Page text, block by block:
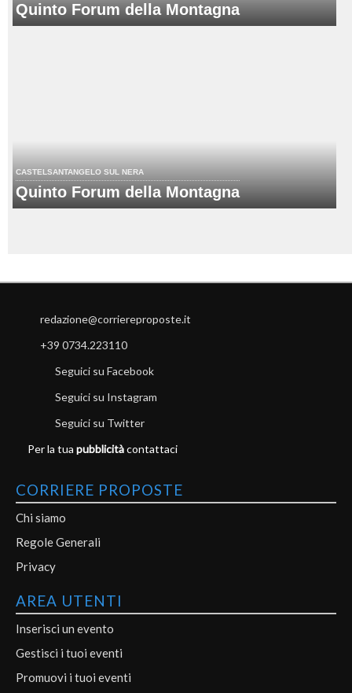
Quinto Forum della Montagna
CASTELSANTANGELO SUL NERA
Quinto Forum della Montagna
redazione@corriereproposte.it
+39 0734.223110
Seguici su Facebook
Seguici su Instagram
Seguici su Twitter
Per la tua pubblicitàcontattaci
CORRIERE PROPOSTE
Chi siamo
Regole Generali
Privacy
AREA UTENTI
Inserisci un evento
Gestisci i tuoi eventi
Promuovi i tuoi eventi